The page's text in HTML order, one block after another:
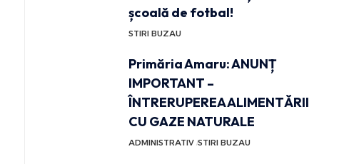
școală de fotbal!
STIRI BUZAU
Primăria Amaru: ANUNȚ
IMPORTANT –
ÎNTRERUPEREA ALIMENTĂRII
CU GAZE NATURALE
ADMINISTRATIV STIRI BUZAU